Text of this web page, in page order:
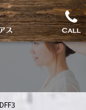
Call